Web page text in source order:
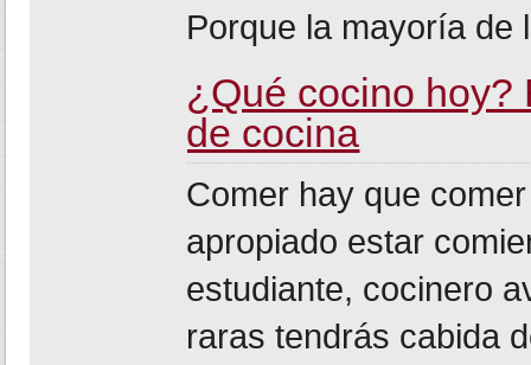
Porque la mayoría de
¿Qué cocino hoy?
de cocina
Comer hay que
apropiado estar
estudiante, cocinero
raras tendrás cabida